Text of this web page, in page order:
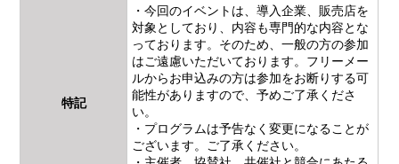
特記
・今回のイベントは、導入企業、販売店を
対象としており、内容も専門的な内容とな
っております。そのため、一般の方の参加
はご遠慮いただいております。フリーメー
ルからお申込みの方は参加をお断りする可
能性がありますので、予めご了承くださ
い。
・プログラムは予告なく変更になることが
ございます。ご了承ください。